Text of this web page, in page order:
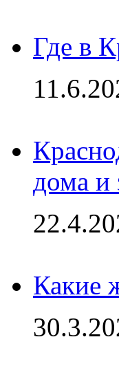
Где в
дома и
Какие